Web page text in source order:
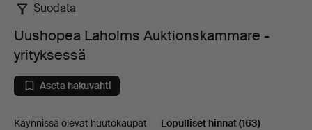
Uushopea
Laholms
Auktionskammare
Suodata
Uushopea Laholms Auktionskammare -
yrityksessä
Aseta hakuvahti
Käynnissä olevat huutokaupat Lopulliset hinnat(163)